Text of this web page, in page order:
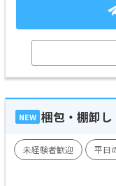
NEW 梱包・棚卸し
未経験者歓迎 平日